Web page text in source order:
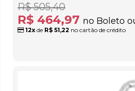
R$ 464,97 no Boleto
R$ 505,40
12x de R$ 51,22 no cartão de crédito